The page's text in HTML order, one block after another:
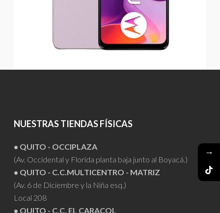
NUESTRAS TIENDAS FÍSICAS
• QUITO - OCCIPLAZA
(Av. Occidental y Florida planta baja junto al Boyacá.)
• QUITO - C.C.MULTICENTRO - MATRIZ
(Av. 6 de Diciembre y la Niña esq.)
Local 208
• QUITO - C.C. EL CARACOL
→